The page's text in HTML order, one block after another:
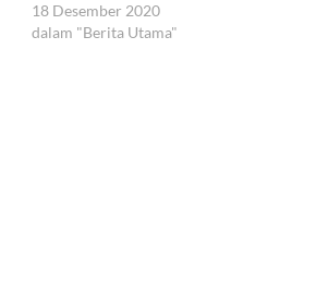
18 Desember 2020
dalam "Berita Utama"